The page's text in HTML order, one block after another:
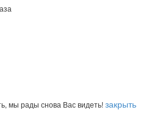
мы рады снова Вас видеть!закрыть